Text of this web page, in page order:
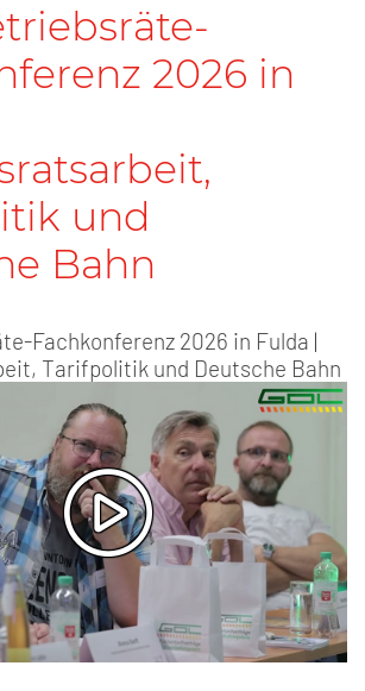
2026 in
und
Bahn
Fachkonferenz 2026 in Fulda |
Tarifpolitik und Deutsche Bahn